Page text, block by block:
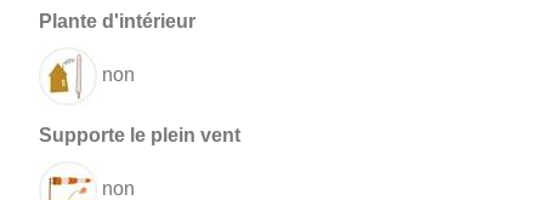
non
non